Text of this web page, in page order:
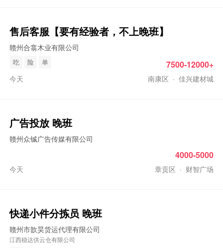
售后客服【要有经验者，不上晚班】
赣州合翕木业有限公司
吃 险 单
今天 南康区 · 佳兴建材城
7500-12000+
广告投放 晚班
赣州众铖广告传媒有限公司
今天 章贡区 · 财智广场
4000-5000
快递小件分拣员 晚班
赣州市歆昊货运代理有限公司
江西稳达供云仓有限公司